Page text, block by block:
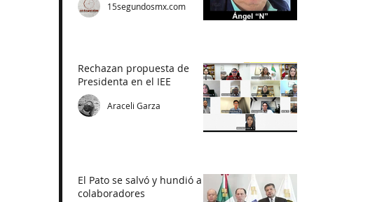
15segundosmx.com
Rechazan propuesta de
Presidenta en el IEE
Araceli Garza
El Pato se salvó y hundió a
colaboradores